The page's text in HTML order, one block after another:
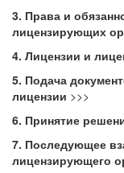
3. Права и
лицензирующих
4. Лицензии и
5. Подача
лицензии >>>
6. Принятие
7. Последующее
лицензирующего